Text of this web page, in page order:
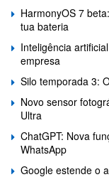
HarmonyOS 7
tua bateria
Inteligência
empresa
Silo temporada 3:
Novo sensor
Ultra
ChatGPT: Nova
WhatsApp
Google estende o